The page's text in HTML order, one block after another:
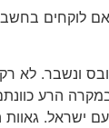
אם לוקחים
ונשבר. לא
הרע
ישראל.